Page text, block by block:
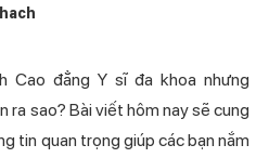
Cao đẳng Y sĩ đa khoa nhưng
ra sao? Bài viết hôm nay sẽ cung
tin quan trọng giúp các bạn nắm